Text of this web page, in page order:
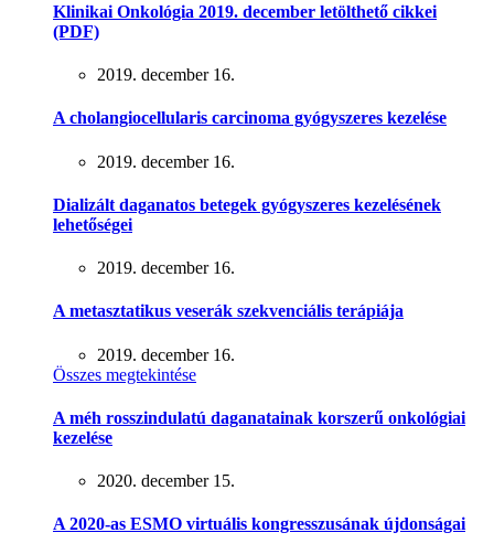
Klinikai Onkológia 2019. december letölthető cikkei
(PDF)
2019. december 16.
A cholangiocellularis carcinoma gyógyszeres kezelése
2019. december 16.
Dializált daganatos betegek gyógyszeres kezelésének
lehetőségei
2019. december 16.
A metasztatikus veserák szekvenciális terápiája
2019. december 16.
Összes megtekintése
A méh rosszindulatú daganatainak korszerű onkológiai
kezelése
2020. december 15.
A 2020-as ESMO virtuális kongresszusának újdonságai